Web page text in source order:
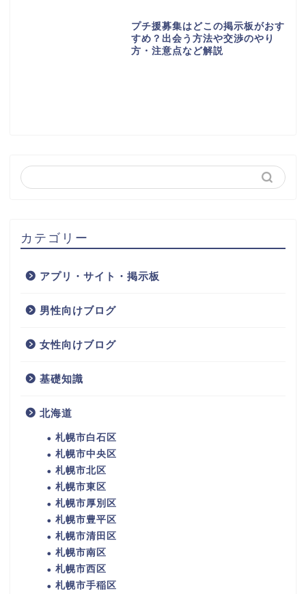
プチ援募集はどこの掲示板がおす
すめ？出会う方法や交渉のやり
方・注意点など解説
カテゴリー
アプリ・サイト・掲示板
男性向けブログ
女性向けブログ
基礎知識
北海道
札幌市白石区
札幌市中央区
札幌市北区
札幌市東区
札幌市厚別区
札幌市豊平区
札幌市清田区
札幌市南区
札幌市西区
札幌市手稲区